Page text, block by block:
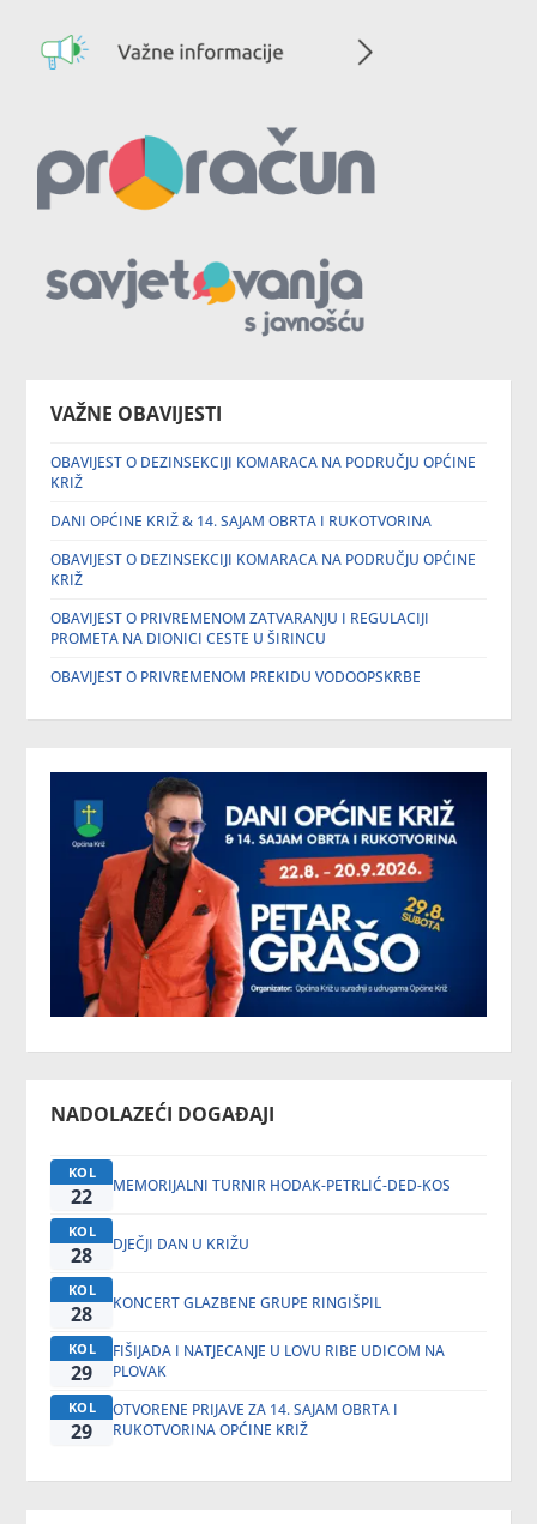
VAŽNE OBAVIJESTI
OBAVIJEST O DEZINSEKCIJI KOMARACA NA PODRUČJU OPĆINE
KRIŽ
DANI OPĆINE KRIŽ & 14. SAJAM OBRTA I RUKOTVORINA
OBAVIJEST O DEZINSEKCIJI KOMARACA NA PODRUČJU OPĆINE
KRIŽ
OBAVIJEST O PRIVREMENOM ZATVARANJU I REGULACIJI
PROMETA NA DIONICI CESTE U ŠIRINCU
OBAVIJEST O PRIVREMENOM PREKIDU VODOOPSKRBE
NADOLAZEĆI DOGAĐAJI
KOL
22 MEMORIJALNI TURNIR HODAK-PETRLIĆ-DED-KOS
KOL
28 DJEČJI DAN U KRIŽU
KOL
28 KONCERT GLAZBENE GRUPE RINGIŠPIL
KOL
29
FIŠIJADA I NATJECANJE U LOVU RIBE UDICOM NA
PLOVAK
KOL
29
OTVORENE PRIJAVE ZA 14. SAJAM OBRTA I
RUKOTVORINA OPĆINE KRIŽ